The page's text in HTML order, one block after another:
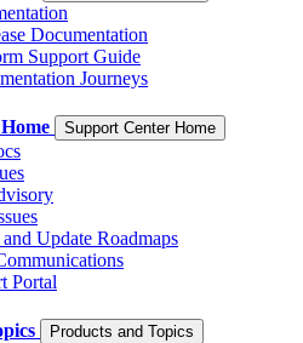
Documentation
Support Guide
Journeys
Support Center Home
Update Roadmaps
Portal
Products and Topics